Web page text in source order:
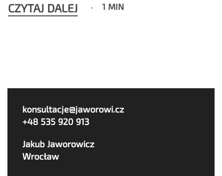
CZYTAJ DALEJ 1 MIN
konsultacje@jaworowi.cz
+48 535 920 913
Jakub Jaworowicz
Wrocław